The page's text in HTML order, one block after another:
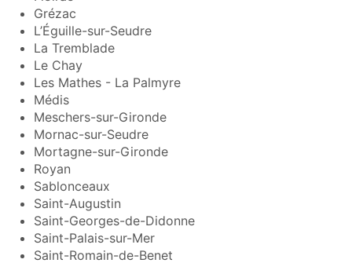
Grézac
L’Éguille-sur-Seudre
La Tremblade
Le Chay
Les Mathes - La Palmyre
Médis
Meschers-sur-Gironde
Mornac-sur-Seudre
Mortagne-sur-Gironde
Royan
Sablonceaux
Saint-Augustin
Saint-Georges-de-Didonne
Saint-Palais-sur-Mer
Saint-Romain-de-Benet